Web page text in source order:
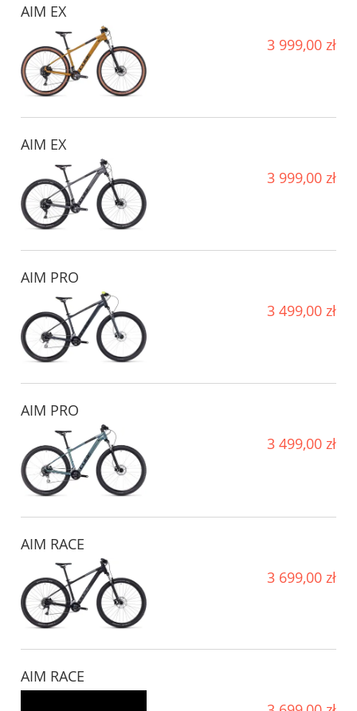
AIM EX
3 999,00 zł
AIM EX
3 999,00 zł
AIM PRO
3 499,00 zł
AIM PRO
3 499,00 zł
AIM RACE
3 699,00 zł
AIM RACE